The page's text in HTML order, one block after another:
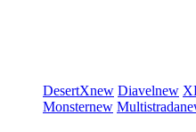
DesertXnew Diavelnew
Monsternew Multistrada